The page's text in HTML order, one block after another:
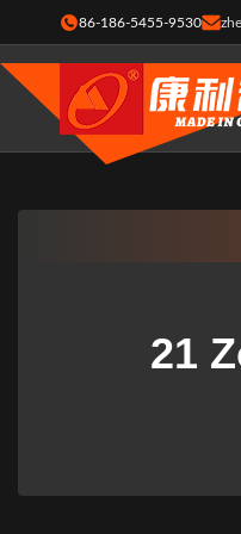
86-186-5455-9530
21